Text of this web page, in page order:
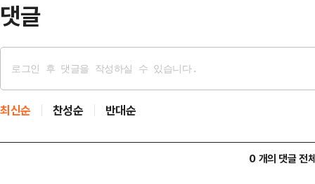
댓글
최신순 찬성순 반대순
0 개의 댓글 전